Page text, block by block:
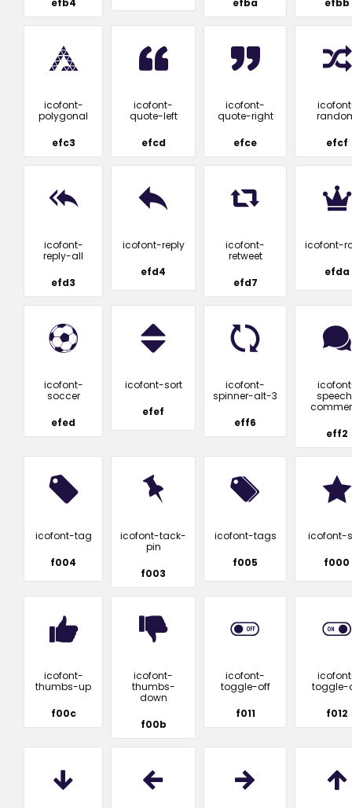
efb4 efba efbb
icofont-
polygonal
efc3
icofont-
quote-left
efcd
icofont-
quote-right
efce
efcf
icofont-
reply-all
efd3
icofont-reply
efd4
icofont-
retweet
efd7
icofont-
efda
icofont-
soccer
efed
icofont-sort
efef
icofont-
spinner-alt-3
eff6
eff2
icofont-tag
f004
icofont-tack-
pin
f003
icofont-tags
f005
icofont-
f000
icofont-
thumbs-up
f00c
icofont-
thumbs-
down
f00b
icofont-
toggle-off
f011
toggle-
f012